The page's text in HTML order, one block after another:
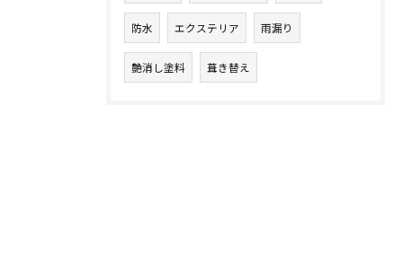
防水 エクステリア 雨漏り
艶消し塗料 葺き替え